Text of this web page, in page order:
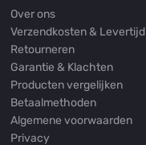
Over ons
Verzendkosten & Levertijd
Retourneren
Garantie & Klachten
Producten vergelijken
Betaalmethoden
Algemene voorwaarden
Privacy